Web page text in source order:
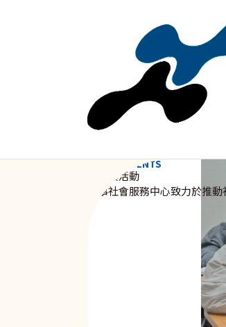
NEWS & EVENTS
資訊與活動
新事社會服務中心致力於推